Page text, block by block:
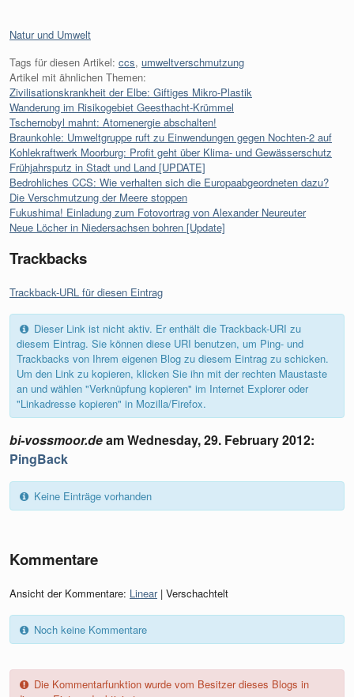
Kategorien:
Natur und Umwelt
Tags für diesen Artikel: ccs, umweltverschmutzung
Artikel mit ähnlichen Themen:
Zivilisationskrankheit der Elbe: Giftiges Mikro-Plastik
Wanderung im Risikogebiet Geesthacht-Krümmel
Tschernobyl mahnt: Atomenergie abschalten!
Braunkohle: Umweltgruppe ruft zu Einwendungen gegen Nochten-2 auf
Kohlekraftwerk Moorburg: Profit geht über Klima- und Gewässerschutz
Frühjahrsputz in Stadt und Land [UPDATE]
Bedrohliches CCS: Wie verhalten sich die Europaabgeordneten dazu?
Die Verschmutzung der Meere stoppen
Fukushima! Einladung zum Fotovortrag von Alexander Neureuter
Neue Löcher in Niedersachsen bohren [Update]
Trackbacks
Trackback-URL für diesen Eintrag
Dieser Link ist nicht aktiv. Er enthält die Trackback-URI zu
diesem Eintrag. Sie können diese URI benutzen, um Ping- und
Trackbacks von Ihrem eigenen Blog zu diesem Eintrag zu schicken.
Um den Link zu kopieren, klicken Sie ihn mit der rechten Maustaste
an und wählen "Verknüpfung kopieren" im Internet Explorer oder
"Linkadresse kopieren" in Mozilla/Firefox.
bi-vossmoor.deamWednesday, 29. February 2012:
PingBack
Keine Einträge vorhanden
Kommentare
Ansicht der Kommentare: Linear| Verschachtelt
Noch keine Kommentare
Die Kommentarfunktion wurde vom Besitzer dieses Blogs in